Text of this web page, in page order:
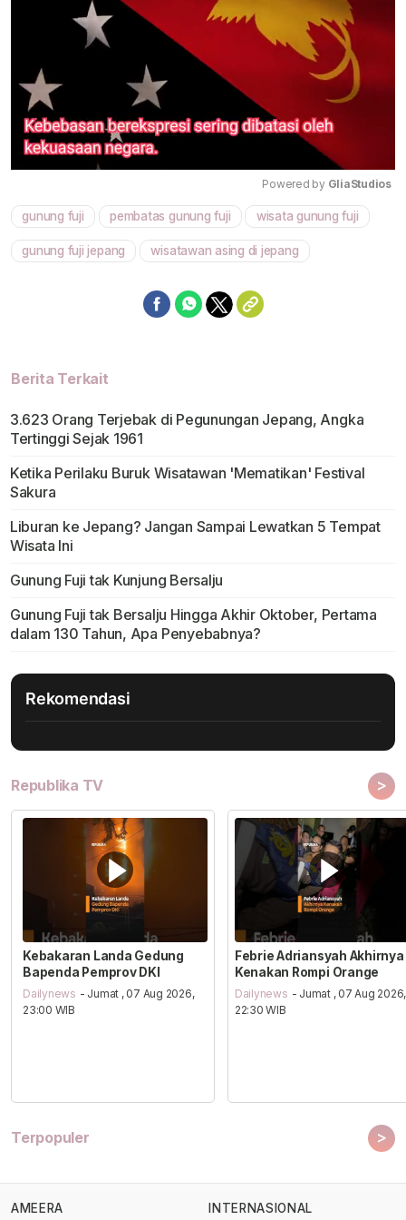
Mute
Powered by GliaStudios
gunung fuji pembatas gunung fuji wisata gunung fuji
gunung fuji jepang wisatawan asing di jepang
Berita Terkait
3.623 Orang Terjebak di Pegunungan Jepang, Angka
Tertinggi Sejak 1961
Ketika Perilaku Buruk Wisatawan 'Mematikan' Festival
Sakura
Liburan ke Jepang? Jangan Sampai Lewatkan 5 Tempat
Wisata Ini
Gunung Fuji tak Kunjung Bersalju
Gunung Fuji tak Bersalju Hingga Akhir Oktober, Pertama
dalam 130 Tahun, Apa Penyebabnya?
Rekomendasi
Republika TV >
Kebakaran Landa Gedung
Bapenda Pemprov DKI
Dailynews - Jumat , 07 Aug 2026,
23:00 WIB
Febrie Adriansyah Akhirnya
Kenakan Rompi Orange
Dailynews - Jumat , 07 Aug 2026,
22:30 WIB
Terpopuler >
AMEERA INTERNASIONAL